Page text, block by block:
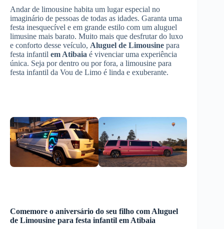
Andar de limousine habita um lugar especial no
imaginário de pessoas de todas as idades. Garanta uma
festa inesquecível e em grande estilo com um aluguel
limusine mais barato. Muito mais que desfrutar do luxo
e conforto desse veículo, Aluguel de Limousine para
festa infantil em Atibaia é vivenciar uma experiência
única. Seja por dentro ou por fora, a limousine para
festa infantil da Vou de Limo é linda e exuberante.
Comemore o aniversário do seu filho com Aluguel
de Limousine para festa infantil em Atibaia